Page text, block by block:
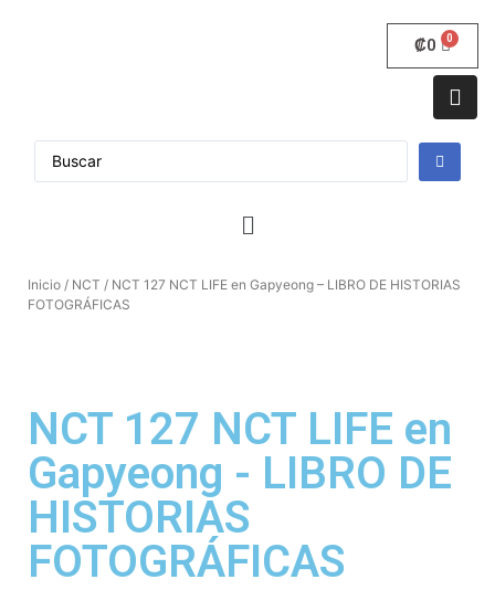
₡0
Inicio / NCT / NCT 127 NCT LIFE en Gapyeong – LIBRO DE HISTORIAS
FOTOGRÁFICAS
NCT 127 NCT LIFE en
Gapyeong - LIBRO DE
HISTORIAS
FOTOGRÁFICAS